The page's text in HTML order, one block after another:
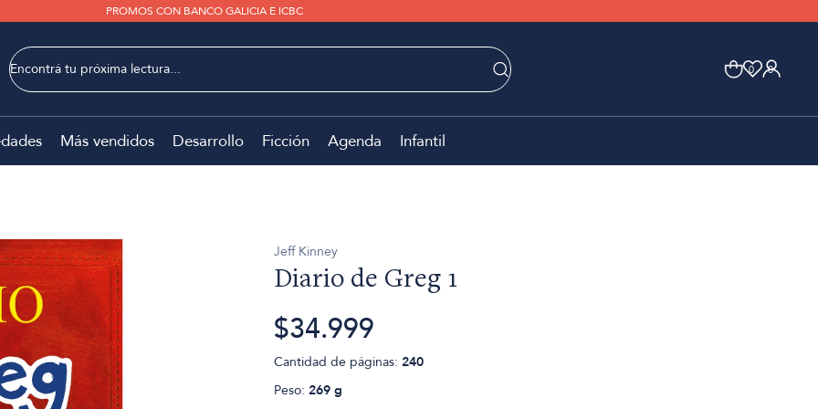
PROMOS CON BANCO GALICIA E ICBC
0 0
Más vendidos Desarrollo Ficción Agenda Infantil
Jeff Kinney
Diario de Greg 1
$34.999
Cantidad de páginas: 240
Peso: 269 g